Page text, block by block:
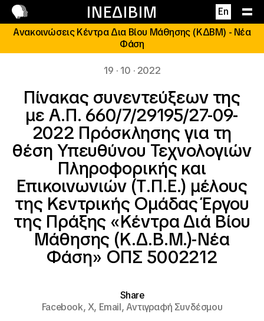
ΙΝΕΔΙΒΙΜ En
Επικοινωνία
Ανακοινώσεις Κέντρα Δια Βίου Μάθησης (ΚΔΒΜ) - Νέα
Φάση
19 · 10 · 2022
Πίνακας συνεντεύξεων της
με Α.Π. 660/7/29195/27-09-
2022 Πρόσκλησης για τη
θέση Υπευθύνου Τεχνολογιών
Πληροφορικής και
Επικοινωνιών (Τ.Π.Ε.) μέλους
της Κεντρικής Ομάδας Έργου
της Πράξης «Κέντρα Διά Βίου
Μάθησης (Κ.Δ.Β.Μ.)-Νέα
Φάση» ΟΠΣ 5002212
Share
Facebook,X, Email,Αντιγραφή Συνδέσμου